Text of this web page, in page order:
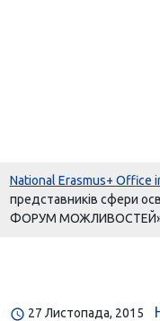
National Erasmus+ Office
представників сфери
ФОРУМ МОЖЛИВОСТЕЙ»
27 Листопада, 2015